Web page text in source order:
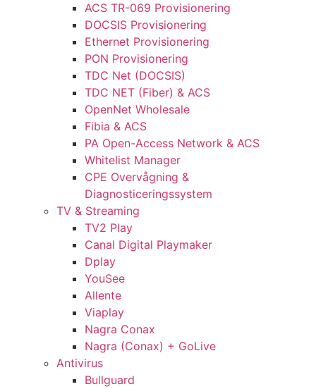
ACS TR-069 Provisionering
DOCSIS Provisionering
Ethernet Provisionering
PON Provisionering
TDC Net (DOCSIS)
TDC NET (Fiber) & ACS
OpenNet Wholesale
Fibia & ACS
PA Open-Access Network & ACS
Whitelist Manager
CPE Overvågning &
Diagnosticeringssystem
TV & Streaming
TV2 Play
Canal Digital Playmaker
Dplay
YouSee
Allente
Viaplay
Nagra Conax
Nagra (Conax) + GoLive
Antivirus
Bullguard